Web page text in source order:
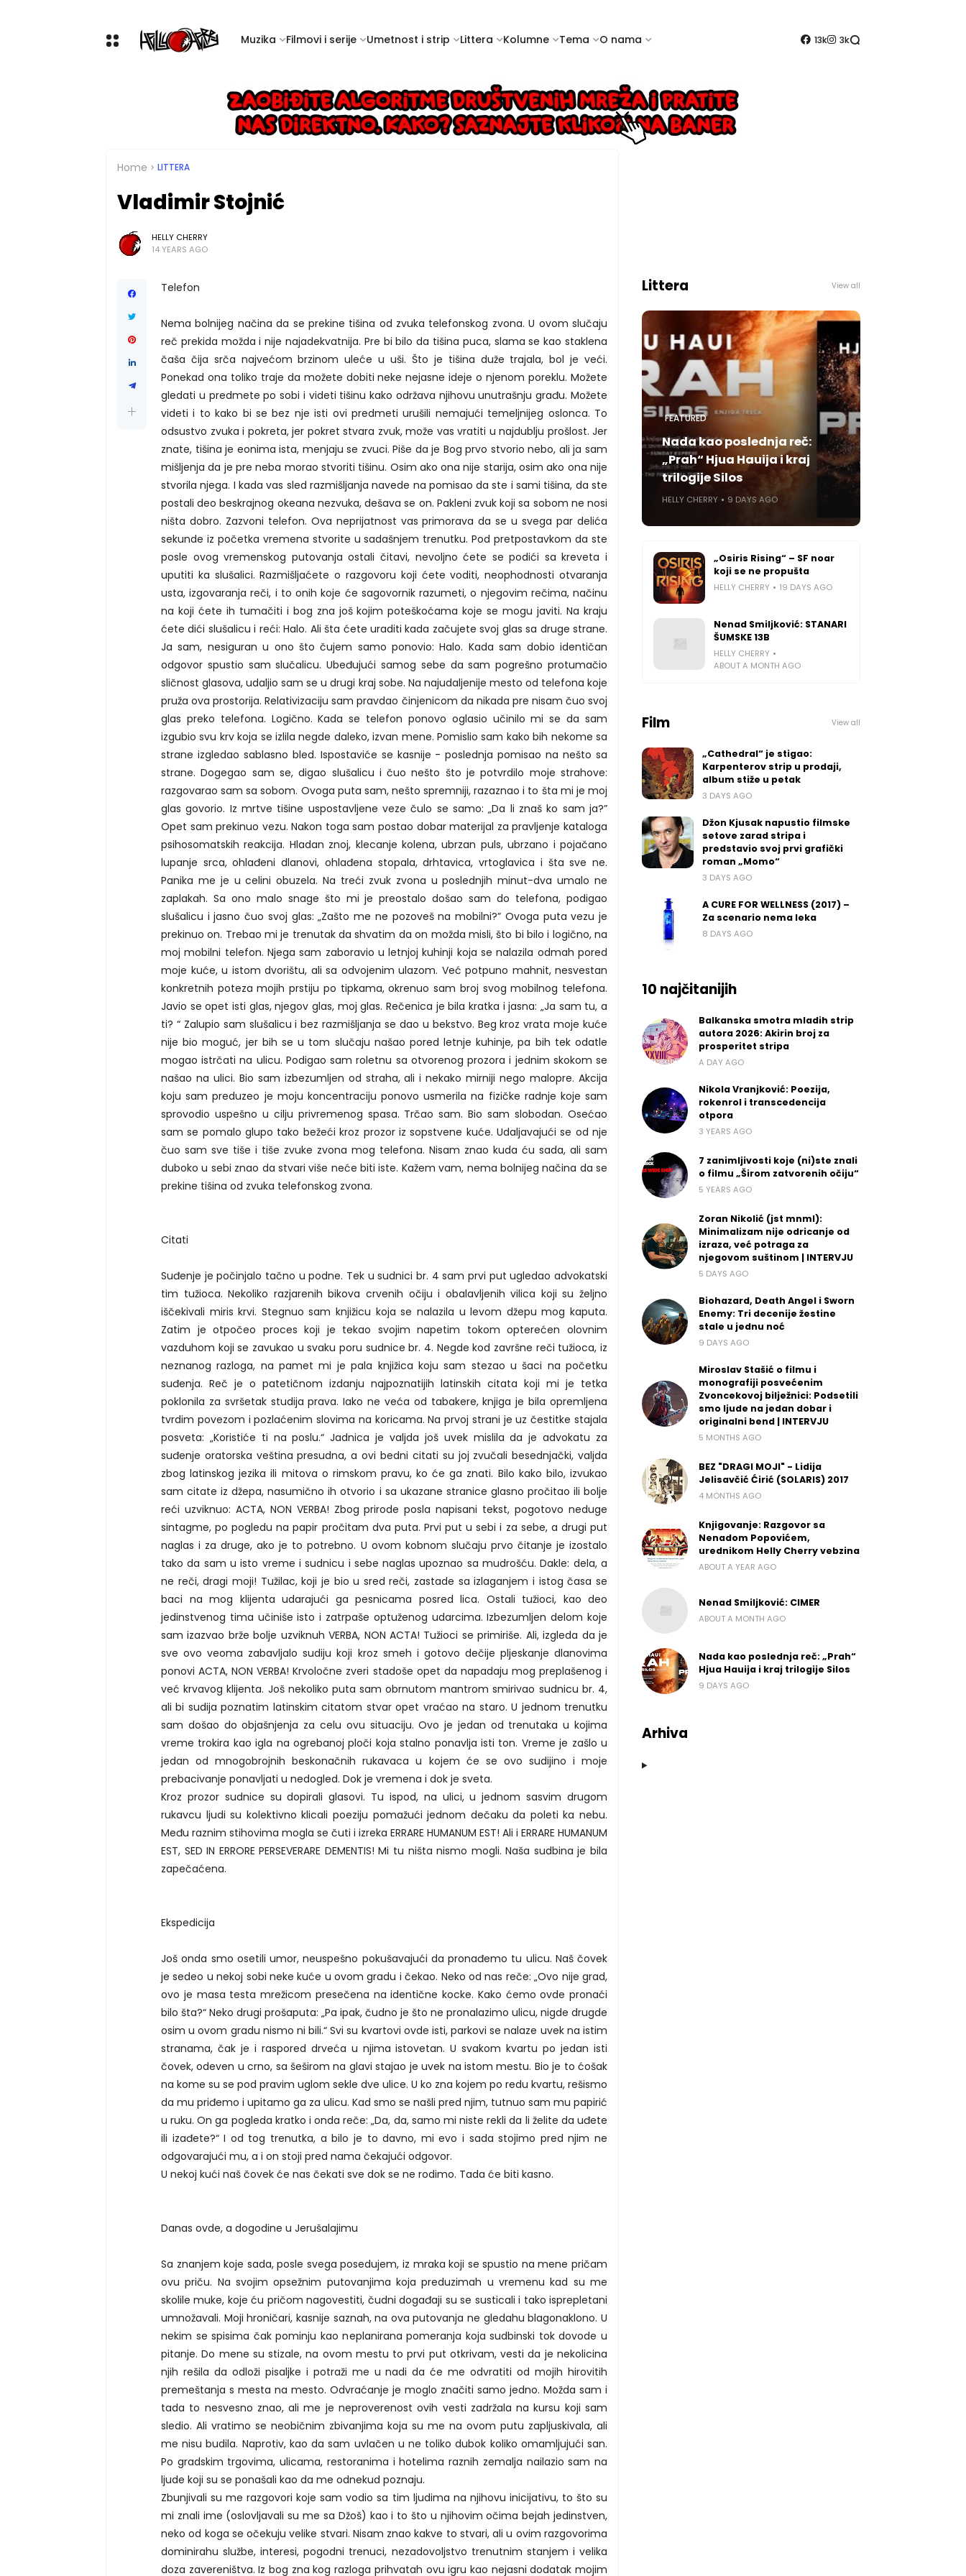
Muzika Filmovi i serije Umetnost i strip Littera Kolumne Tema O nama 13k 3k
Home LITTERA
Vladimir Stojnić
HELLY CHERRY
14 YEARS AGO
Telefon
Nema bolnijeg načina da se prekine tišina od zvuka telefonskog zvona. U ovom slučaju
reč prekida možda i nije najadekvatnija. Pre bi bilo da tišina puca, slama se kao staklena
čaša čija srča najvećom brzinom uleće u uši. Što je tišina duže trajala, bol je veći.
Ponekad ona toliko traje da možete dobiti neke nejasne ideje o njenom poreklu. Možete
gledati u predmete po sobi i videti tišinu kako održava njihovu unutrašnju građu. Možete
videti i to kako bi se bez nje isti ovi predmeti urušili nemajući temeljnijeg oslonca. To
odsustvo zvuka i pokreta, jer pokret stvara zvuk, može vas vratiti u najdublju prošlost. Jer
znate, tišina je eonima ista, menjaju se zvuci. Piše da je Bog prvo stvorio nebo, ali ja sam
mišljenja da je pre neba morao stvoriti tišinu. Osim ako ona nije starija, osim ako ona nije
stvorila njega. I kada vas sled razmišljanja navede na pomisao da ste i sami tišina, da ste
postali deo beskrajnog okeana nezvuka, dešava se on. Pakleni zvuk koji sa sobom ne nosi
ništa dobro. Zazvoni telefon. Ova neprijatnost vas primorava da se u svega par delića
sekunde iz početka vremena stvorite u sadašnjem trenutku. Pod pretpostavkom da ste
posle ovog vremenskog putovanja ostali čitavi, nevoljno ćete se podići sa kreveta i
uputiti ka slušalici. Razmišljaćete o razgovoru koji ćete voditi, neophodnosti otvaranja
usta, izgovaranja reči, i to onih koje će sagovornik razumeti, o njegovim rečima, načinu
na koji ćete ih tumačiti i bog zna još kojim poteškoćama koje se mogu javiti. Na kraju
ćete dići slušalicu i reći: Halo. Ali šta ćete uraditi kada začujete svoj glas sa druge strane.
Ja sam, nesiguran u ono što čujem samo ponovio: Halo. Kada sam dobio identičan
odgovor spustio sam slučalicu. Ubeđujući samog sebe da sam pogrešno protumačio
sličnost glasova, udaljio sam se u drugi kraj sobe. Na najudaljenije mesto od telefona koje
pruža ova prostorija. Relativizaciju sam pravdao činjenicom da nikada pre nisam čuo svoj
glas preko telefona. Logično. Kada se telefon ponovo oglasio učinilo mi se da sam
izgubio svu krv koja se izlila negde daleko, izvan mene. Pomislio sam kako bih nekome sa
strane izgledao sablasno bled. Ispostaviće se kasnije - poslednja pomisao na nešto sa
strane. Dogegao sam se, digao slušalicu i čuo nešto što je potvrdilo moje strahove:
razgovarao sam sa sobom. Ovoga puta sam, nešto spremniji, razaznao i to šta mi je moj
glas govorio. Iz mrtve tišine uspostavljene veze čulo se samo: „Da li znaš ko sam ja?”
Opet sam prekinuo vezu. Nakon toga sam postao dobar materijal za pravljenje kataloga
psihosomatskih reakcija. Hladan znoj, klecanje kolena, ubrzan puls, ubrzano i pojačano
lupanje srca, ohlađeni dlanovi, ohlađena stopala, drhtavica, vrtoglavica i šta sve ne.
Panika me je u celini obuzela. Na treći zvuk zvona u poslednjih minut-dva umalo ne
zaplakah. Sa ono malo snage što mi je preostalo došao sam do telefona, podigao
slušalicu i jasno čuo svoj glas: „Zašto me ne pozoveš na mobilni?” Ovoga puta vezu je
prekinuo on. Trebao mi je trenutak da shvatim da on možda misli, što bi bilo i logično, na
moj mobilni telefon. Njega sam zaboravio u letnjoj kuhinji koja se nalazila odmah pored
moje kuće, u istom dvorištu, ali sa odvojenim ulazom. Već potpuno mahnit, nesvestan
konkretnih poteza mojih prstiju po tipkama, okrenuo sam broj svog mobilnog telefona.
Javio se opet isti glas, njegov glas, moj glas. Rečenica je bila kratka i jasna: „Ja sam tu, a
ti? “ Zalupio sam slušalicu i bez razmišljanja se dao u bekstvo. Beg kroz vrata moje kuće
nije bio moguć, jer bih se u tom slučaju našao pored letnje kuhinje, pa bih tek odatle
mogao istrčati na ulicu. Podigao sam roletnu sa otvorenog prozora i jednim skokom se
našao na ulici. Bio sam izbezumljen od straha, ali i nekako mirniji nego malopre. Akcija
koju sam preduzeo je moju koncentraciju ponovo usmerila na fizičke radnje koje sam
sprovodio uspešno u cilju privremenog spasa. Trčao sam. Bio sam slobodan. Osećao
sam se pomalo glupo tako bežeći kroz prozor iz sopstvene kuće. Udaljavajući se od nje
čuo sam sve tiše i tiše zvuke zvona mog telefona. Nisam znao kuda ću sada, ali sam
duboko u sebi znao da stvari više neće biti iste. Kažem vam, nema bolnijeg načina da se
prekine tišina od zvuka telefonskog zvona.
Citati
Suđenje je počinjalo tačno u podne. Tek u sudnici br. 4 sam prvi put ugledao advokatski
tim tužioca. Nekoliko razjarenih bikova crvenih očiju i obalavljenih vilica koji su željno
iščekivali miris krvi. Stegnuo sam knjižicu koja se nalazila u levom džepu mog kaputa.
Zatim je otpočeo proces koji je tekao svojim napetim tokom opterećen olovnim
vazduhom koji se zavukao u svaku poru sudnice br. 4. Negde kod završne reči tužioca, iz
neznanog razloga, na pamet mi je pala knjižica koju sam stezao u šaci na početku
suđenja. Reč je o patetičnom izdanju najpoznatijih latinskih citata koji mi je tetka
poklonila za svršetak studija prava. Iako ne veća od tabakere, knjiga je bila opremljena
tvrdim povezom i pozlaćenim slovima na koricama. Na prvoj strani je uz čestitke stajala
posveta: „Koristiće ti na poslu.“ Jadnica je valjda još uvek mislila da je advokatu za
suđenje oratorska veština presudna, a ovi bedni citati su joj zvučali besednjački, valjda
zbog latinskog jezika ili mitova o rimskom pravu, ko će ga znati. Bilo kako bilo, izvukao
sam citate iz džepa, nasumično ih otvorio i sa ukazane stranice glasno pročitao ili bolje
reći uzviknuo: ACTA, NON VERBA! Zbog prirode posla napisani tekst, pogotovo neduge
sintagme, po pogledu na papir pročitam dva puta. Prvi put u sebi i za sebe, a drugi put
naglas i za druge, ako je to potrebno. U ovom kobnom slučaju prvo čitanje je izostalo
tako da sam u isto vreme i sudnicu i sebe naglas upoznao sa mudrošću. Dakle: dela, a
ne reči, dragi moji! Tužilac, koji je bio u sred reči, zastade sa izlaganjem i istog časa se
baci na mog klijenta udarajući ga pesnicama posred lica. Ostali tužioci, kao deo
jedinstvenog tima učiniše isto i zatrpaše optuženog udarcima. Izbezumljen delom koje
sam izazvao brže bolje uzviknuh VERBA, NON ACTA! Tužioci se primiriše. Ali, izgleda da je
sve ovo veoma zabavljalo sudiju koji kroz smeh i gotovo dečije pljeskanje dlanovima
ponovi ACTA, NON VERBA! Krvoločne zveri stadoše opet da napadaju mog preplašenog i
već krvavog klijenta. Još nekoliko puta sam obrnutom mantrom smirivao sudnicu br. 4,
ali bi sudija poznatim latinskim citatom stvar opet vraćao na staro. U jednom trenutku
sam došao do objašnjenja za celu ovu situaciju. Ovo je jedan od trenutaka u kojima
vreme trokira kao igla na ogrebanoj ploči koja stalno ponavlja isti ton. Vreme je zašlo u
jedan od mnogobrojnih beskonačnih rukavaca u kojem će se ovo sudijino i moje
prebacivanje ponavljati u nedogled. Dok je vremena i dok je sveta.
Kroz prozor sudnice su dopirali glasovi. Tu ispod, na ulici, u jednom sasvim drugom
rukavcu ljudi su kolektivno klicali poeziju pomažući jednom dečaku da poleti ka nebu.
Među raznim stihovima mogla se čuti i izreka ERRARE HUMANUM EST! Ali i ERRARE HUMANUM
EST, SED IN ERRORE PERSEVERARE DEMENTIS! Mi tu ništa nismo mogli. Naša sudbina je bila
zapečaćena.
Ekspedicija
Još onda smo osetili umor, neuspešno pokušavajući da pronađemo tu ulicu. Naš čovek
je sedeo u nekoj sobi neke kuće u ovom gradu i čekao. Neko od nas reče: „Ovo nije grad,
ovo je masa testa mrežicom presečena na identične kocke. Kako ćemo ovde pronaći
bilo šta?“ Neko drugi prošaputa: „Pa ipak, čudno je što ne pronalazimo ulicu, nigde drugde
osim u ovom gradu nismo ni bili.“ Svi su kvartovi ovde isti, parkovi se nalaze uvek na istim
stranama, čak je i raspored drveća u njima istovetan. U svakom kvartu po jedan isti
čovek, odeven u crno, sa šeširom na glavi stajao je uvek na istom mestu. Bio je to ćošak
na kome su se pod pravim uglom sekle dve ulice. U ko zna kojem po redu kvartu, rešismo
da mu priđemo i upitamo ga za ulicu. Kad smo se našli pred njim, tutnuo sam mu papirić
u ruku. On ga pogleda kratko i onda reče: „Da, da, samo mi niste rekli da li želite da uđete
ili izađete?“ I od tog trenutka, a bilo je to davno, mi evo i sada stojimo pred njim ne
odgovarajući mu, a i on stoji pred nama čekajući odgovor.
U nekoj kući naš čovek će nas čekati sve dok se ne rodimo. Tada će biti kasno.
Danas ovde, a dogodine u Jerušalajimu
Sa znanjem koje sada, posle svega posedujem, iz mraka koji se spustio na mene pričam
ovu priču. Na svojim opsežnim putovanjima koja preduzimah u vremenu kad su me
skolile muke, koje ću pričom nagovestiti, čudni događaji su se susticali i tako isprepletani
umnožavali. Moji hroničari, kasnije saznah, na ova putovanja ne gledahu blagonaklono. U
nekim se spisima čak pominju kao neplanirana pomeranja koja sudbinski tok dovode u
pitanje. Do mene su stizale, na ovom mestu to prvi put otkrivam, vesti da je nekolicina
njih rešila da odloži pisaljke i potraži me u nadi da će me odvratiti od mojih hirovitih
premeštanja s mesta na mesto. Odvraćanje je moglo značiti samo jedno. Možda sam i
tada to nesvesno znao, ali me je neproverenost ovih vesti zadržala na kursu koji sam
sledio. Ali vratimo se neobičnim zbivanjima koja su me na ovom putu zapljuskivala, ali
me nisu budila. Naprotiv, kao da sam uvlačen u ne toliko dubok koliko omamljujući san.
Po gradskim trgovima, ulicama, restoranima i hotelima raznih zemalja nailazio sam na
ljude koji su se ponašali kao da me odnekud poznaju.
Zbunjivali su me razgovori koje sam vodio sa tim ljudima na njihovu inicijativu, to što su
mi znali ime (oslovljavali su me sa Džoš) kao i to što u njihovim očima bejah jedinstven,
neko od koga se očekuju velike stvari. Nisam znao kakve to stvari, ali u ovim razgovorima
dominirahu službe, interesi, pogodni trenuci, nezadovoljstvo trenutnim stanjem i velika
doza zavereništva. Iz bog zna kog razloga prihvatah ovu igru kao nejasni dodatak mojim
Littera View all
FEATURED
Nada kao poslednja reč:
„Prah“ Hjua Hauija i kraj
trilogije Silos
HELLY CHERRY 9 DAYS AGO
„Osiris Rising“ – SF noar
koji se ne propušta
HELLY CHERRY 19 DAYS AGO
Nenad Smiljković: STANARI
ŠUMSKE 13B
HELLY CHERRY
ABOUT A MONTH AGO
Film View all
„Cathedral“ je stigao:
Karpenterov strip u prodaji,
album stiže u petak
3 DAYS AGO
Džon Kjusak napustio filmske
setove zarad stripa i
predstavio svoj prvi grafički
roman „Momo“
3 DAYS AGO
A CURE FOR WELLNESS (2017) –
Za scenario nema leka
8 DAYS AGO
10 najčitanijih
Balkanska smotra mladih strip
autora 2026: Akirin broj za
prosperitet stripa
A DAY AGO
Nikola Vranjković: Poezija,
rokenrol i transcedencija
otpora
3 YEARS AGO
7 zanimljivosti koje (ni)ste znali
o filmu „Širom zatvorenih očiju“
5 YEARS AGO
Zoran Nikolić (jst mnml):
Minimalizam nije odricanje od
izraza, već potraga za
njegovom suštinom | INTERVJU
5 DAYS AGO
Biohazard, Death Angel i Sworn
Enemy: Tri decenije žestine
stale u jednu noć
9 DAYS AGO
Miroslav Stašić o filmu i
monografiji posvećenim
Zvoncekovoj bilježnici: Podsetili
smo ljude na jedan dobar i
originalni bend | INTERVJU
5 MONTHS AGO
BEZ "DRAGI MOJI" - Lidija
Jelisavčić Ćirić (SOLARIS) 2017
4 MONTHS AGO
Knjigovanje: Razgovor sa
Nenadom Popovićem,
urednikom Helly Cherry vebzina
ABOUT A YEAR AGO
Nenad Smiljković: CIMER
ABOUT A MONTH AGO
Nada kao poslednja reč: „Prah“
Hjua Hauija i kraj trilogije Silos
9 DAYS AGO
Arhiva